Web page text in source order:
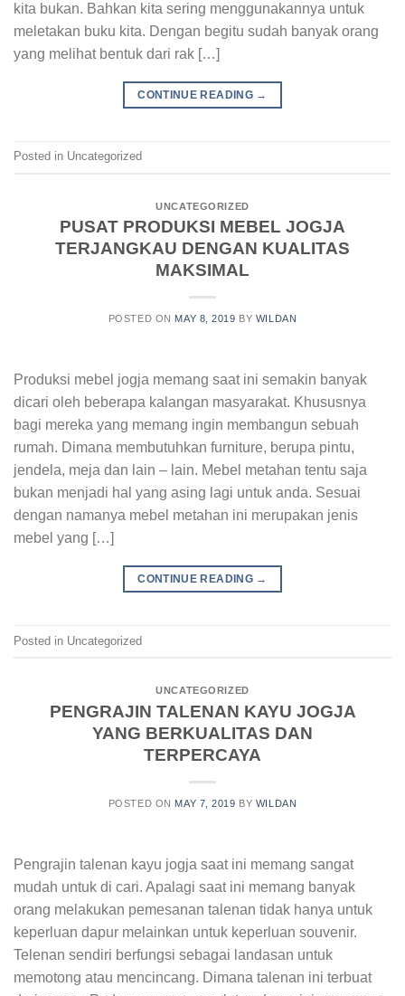
kita bukan. Bahkan kita sering menggunakannya untuk
meletakan buku kita. Dengan begitu sudah banyak orang
yang melihat bentuk dari rak […]
CONTINUE READING →
Posted in Uncategorized
UNCATEGORIZED
PUSAT PRODUKSI MEBEL JOGJA
TERJANGKAU DENGAN KUALITAS
MAKSIMAL
POSTED ON MAY 8, 2019 BY WILDAN
Produksi mebel jogja memang saat ini semakin banyak
dicari oleh beberapa kalangan masyarakat. Khususnya
bagi mereka yang memang ingin membangun sebuah
rumah. Dimana membutuhkan furniture, berupa pintu,
jendela, meja dan lain – lain. Mebel metahan tentu saja
bukan menjadi hal yang asing lagi untuk anda. Sesuai
dengan namanya mebel metahan ini merupakan jenis
mebel yang […]
CONTINUE READING →
Posted in Uncategorized
UNCATEGORIZED
PENGRAJIN TALENAN KAYU JOGJA
YANG BERKUALITAS DAN
TERPERCAYA
POSTED ON MAY 7, 2019 BY WILDAN
Pengrajin talenan kayu jogja saat ini memang sangat
mudah untuk di cari. Apalagi saat ini memang banyak
orang melakukan pemesanan talenan tidak hanya untuk
keperluan dapur melainkan untuk keperluan souvenir.
Telenan sendiri berfungsi sebagai landasan untuk
memotong atau mencincang. Dimana talenan ini terbuat